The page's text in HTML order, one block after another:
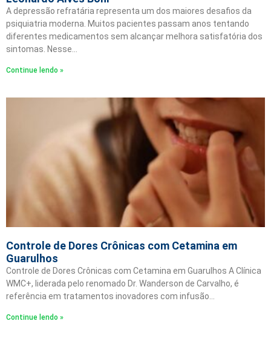
A depressão refratária representa um dos maiores desafios da
psiquiatria moderna. Muitos pacientes passam anos tentando
diferentes medicamentos sem alcançar melhora satisfatória dos
sintomas. Nesse…
Continue lendo »
Controle de Dores Crônicas com Cetamina em
Guarulhos
Controle de Dores Crônicas com Cetamina em Guarulhos A Clínica
WMC+, liderada pelo renomado Dr. Wanderson de Carvalho, é
referência em tratamentos inovadores com infusão…
Continue lendo »